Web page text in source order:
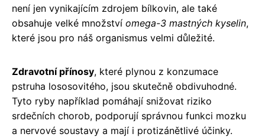
není jen vynikajícím zdrojem bílkovin, ale také
obsahuje velké množství omega-3 mastných kyselin,
které jsou pro náš organismus velmi důležité.
Zdravotní přínosy, které plynou z konzumace
pstruha lososovitého, jsou skutečně obdivuhodné.
Tyto ryby například pomáhají snižovat riziko
srdečních chorob, podporují správnou funkci mozku
a nervové soustavy a mají i protizánětlivé účinky.